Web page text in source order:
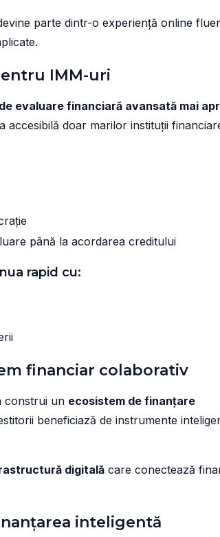
parte dintr-o experiență online
IMM-uri
evaluare financiară avansată mai
accesibilă doar marilor instituții
până la acordarea creditului
rapid cu:
financiar colaborativ
construi un ecosistem de finanțare
beneficiază de instrumente
digitală care conectează
inteligentă